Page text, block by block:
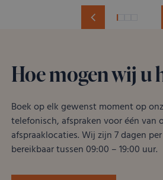
Hoe mogen wij u
Boek op elk gewenst moment op
telefonisch, afspraken voor één van
afspraaklocaties. Wij zijn 7 dagen
bereikbaar tussen 09:00 – 19:00 uur.